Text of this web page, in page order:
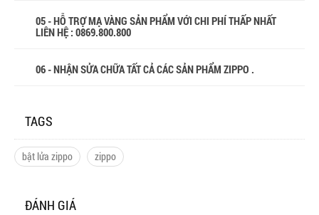
05 - HỖ TRỢ MẠ VÀNG SẢN PHẨM VỚI CHI PHÍ THẤP NHẤT
LIÊN HỆ : 0869.800.800
06 - NHẬN SỬA CHỮA TẤT CẢ CÁC SẢN PHẨM ZIPPO .
TAGS
bật lửa zippo zippo
ĐÁNH GIÁ